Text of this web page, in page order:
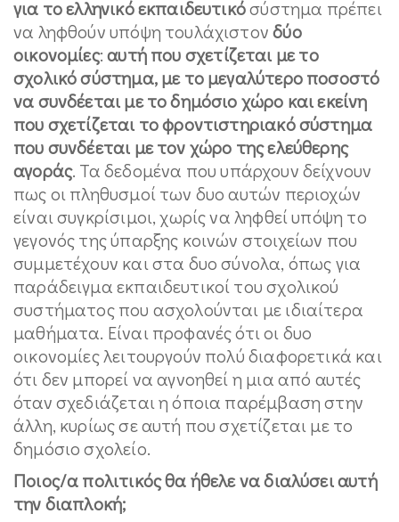
για το ελληνικό εκπαιδευτικόσύστημα πρέπει
να ληφθούν υπόψη τουλάχιστονδύο
οικονομίες:αυτή που σχετίζεται με το
σχολικό σύστημα, με το μεγαλύτερο ποσοστό
να συνδέεται με το δημόσιο χώρο και εκείνη
που σχετίζεται το φροντιστηριακό σύστημα
που συνδέεται με τον χώρο της ελεύθερης
αγοράς. Τα δεδομένα που υπάρχουν δείχνουν
πως οι πληθυσμοί των δυο αυτών περιοχών
είναι συγκρίσιμοι, χωρίς να ληφθεί υπόψη το
γεγονός της ύπαρξης κοινών στοιχείων που
συμμετέχουν και στα δυο σύνολα, όπως για
παράδειγμα εκπαιδευτικοί του σχολικού
συστήματος που ασχολούνται με ιδιαίτερα
μαθήματα. Είναι προφανές ότι οι δυο
οικονομίες λειτουργούν πολύ διαφορετικά και
ότι δεν μπορεί να αγνοηθεί η μια από αυτές
όταν σχεδιάζεται η όποια παρέμβαση στην
άλλη, κυρίως σε αυτή που σχετίζεται με το
δημόσιο σχολείο.
Ποιος/α πολιτικός θα ήθελε να διαλύσει αυτή
την διαπλοκή;